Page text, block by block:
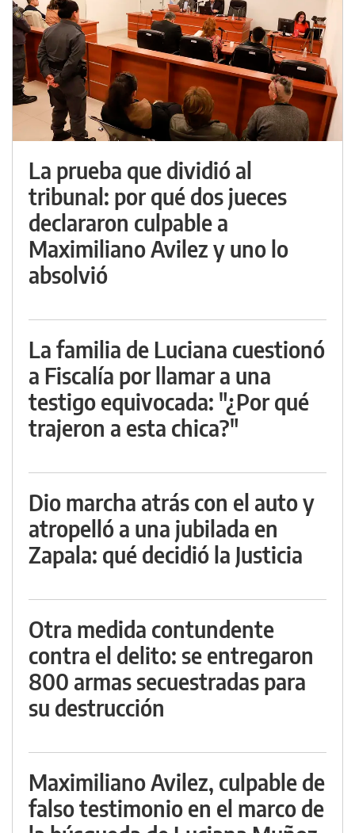
La prueba que dividió al
tribunal: por qué dos jueces
declararon culpable a
Maximiliano Avilez y uno lo
absolvió
La familia de Luciana cuestionó
a Fiscalía por llamar a una
testigo equivocada: "¿Por qué
trajeron a esta chica?"
Dio marcha atrás con el auto y
atropelló a una jubilada en
Zapala: qué decidió la Justicia
Otra medida contundente
contra el delito: se entregaron
800 armas secuestradas para
su destrucción
Maximiliano Avilez, culpable de
falso testimonio en el marco de